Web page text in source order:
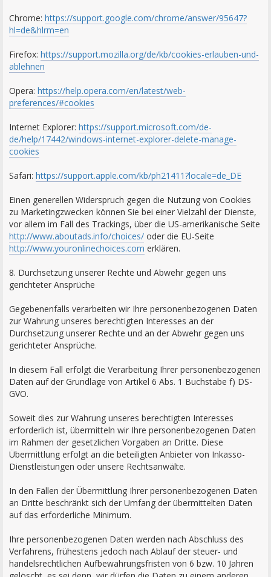
Chrome: https://support.google.com/chrome/answer/95647?
hl=de&hlrm=en
Firefox: https://support.mozilla.org/de/kb/cookies-erlauben-und-
ablehnen
Opera: https://help.opera.com/en/latest/web-
preferences/#cookies
Internet Explorer: https://support.microsoft.com/de-
de/help/17442/windows-internet-explorer-delete-manage-
cookies
Safari: https://support.apple.com/kb/ph21411?locale=de_DE
Einen generellen Widerspruch gegen die Nutzung von Cookies
zu Marketingzwecken können Sie bei einer Vielzahl der Dienste,
vor allem im Fall des Trackings, über die US-amerikanische Seite
http://www.aboutads.info/choices/ oder die EU-Seite
http://www.youronlinechoices.com erklären.
8. Durchsetzung unserer Rechte und Abwehr gegen uns
gerichteter Ansprüche
Gegebenenfalls verarbeiten wir Ihre personenbezogenen Daten
zur Wahrung unseres berechtigten Interesses an der
Durchsetzung unserer Rechte und an der Abwehr gegen uns
gerichteter Ansprüche.
In diesem Fall erfolgt die Verarbeitung Ihrer personenbezogenen
Daten auf der Grundlage von Artikel 6 Abs. 1 Buchstabe f) DS-
GVO.
Soweit dies zur Wahrung unseres berechtigten Interesses
erforderlich ist, übermitteln wir Ihre personenbezogenen Daten
im Rahmen der gesetzlichen Vorgaben an Dritte. Diese
Übermittlung erfolgt an die beteiligten Anbieter von Inkasso-
Dienstleistungen oder unsere Rechtsanwälte.
In den Fällen der Übermittlung Ihrer personenbezogenen Daten
an Dritte beschränkt sich der Umfang der übermittelten Daten
auf das erforderliche Minimum.
Ihre personenbezogenen Daten werden nach Abschluss des
Verfahrens, frühestens jedoch nach Ablauf der steuer- und
handelsrechtlichen Aufbewahrungsfristen von 6 bzw. 10 Jahren